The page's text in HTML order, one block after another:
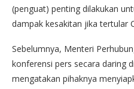
(penguat) penting dilakukan
dampak kesakitan jika tertular
Sebelumnya, Menteri
konferensi pers secara daring
mengatakan pihaknya